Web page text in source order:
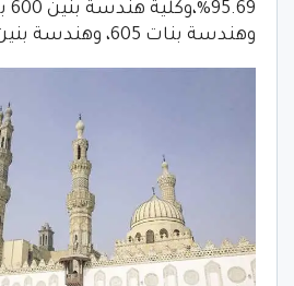
وهندسة بنات 605، وهندسة بنين قنا 593.